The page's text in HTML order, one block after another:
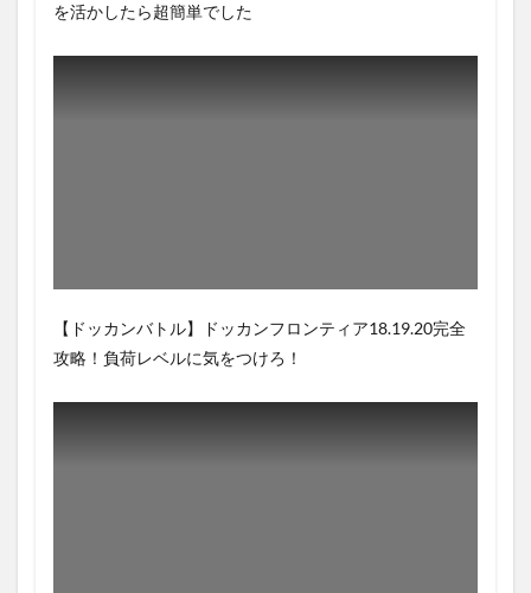
を活かしたら超簡単でした
【ドッカンバトル】ドッカンフロンティア18.19.20完全
攻略！負荷レベルに気をつけろ！